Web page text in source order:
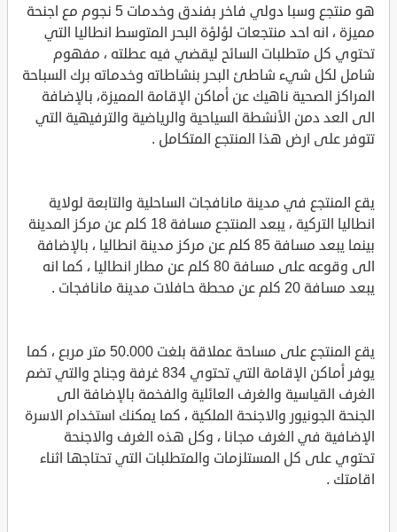
هو منتجع وسبا دولي فاخر بفندق وخدمات 5 نجوم مع اجنحة
مميزة ، انه احد منتجعات لؤلؤة البحر المتوسط انطاليا التي
تحتوي كل متطلبات السائح ليقضي فيه عطلته ، مفهوم
شامل لكل شيء شاطئ البحر بنشاطاته وخدماته برك السباحة
المراكز الصحية ناهيك عن أماكن الإقامة المميزة، بالإضافة
الى العد دمن الأنشطة السياحية والرياضية والترفيهية التي
تتوفر على ارض هذا المنتجع المتكامل .
يقع المنتجع في مدينة مانافجات الساحلية والتابعة لولاية
انطاليا التركية ، يبعد المنتجع مسافة 18 كلم عن مركز المدينة
بينما يبعد مسافة 85 كلم عن مركز مدينة انطاليا ، بالإضافة
الى وقوعه على مسافة 80 كلم عن مطار انطاليا ، كما انه
يبعد مسافة 20 كلم عن محطة حافلات مدينة مانافجات .
يقع المنتجع على مساحة عملاقة بلغت 50.000 متر مربع ، كما
يوفر أماكن الإقامة التي تحتوي 834 غرفة وجناح والتي تضم
الغرف القياسية والغرف العائلية والفخمة بالإضافة الى
الجنحة الجونيور والاجنحة الملكية ، كما يمكنك استخدام الاسرة
الإضافية في الغرف مجانا ، وكل هذه الغرف والاجنحة
تحتوي على كل المستلزمات والمتطلبات التي تحتاجها اثناء
اقامتك .